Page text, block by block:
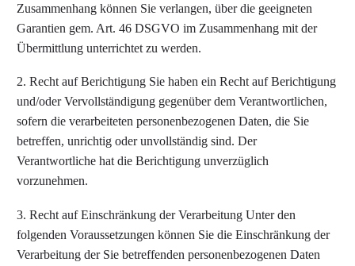
Zusammenhang können Sie verlangen, über die geeigneten
Garantien gem. Art. 46 DSGVO im Zusammenhang mit der
Übermittlung unterrichtet zu werden.
2. Recht auf Berichtigung Sie haben ein Recht auf Berichtigung
und/oder Vervollständigung gegenüber dem Verantwortlichen,
sofern die verarbeiteten personenbezogenen Daten, die Sie
betreffen, unrichtig oder unvollständig sind. Der
Verantwortliche hat die Berichtigung unverzüglich
vorzunehmen.
3. Recht auf Einschränkung der Verarbeitung Unter den
folgenden Voraussetzungen können Sie die Einschränkung der
Verarbeitung der Sie betreffenden personenbezogenen Daten